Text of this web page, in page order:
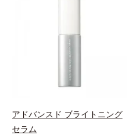
促進し、年齢とともに刻まれる深い
悩みのシワを改善しながら、過剰な
メラニン生成を防ぎ未来のシミ・ソ
バカスを予防します。さらに独自研
究に基づいた浸透型ハリ保湿成分
で、"顔全体にご使用いただける設
計"。見えているシワはもちろん、
アドバンスド ブライトニング
セラム